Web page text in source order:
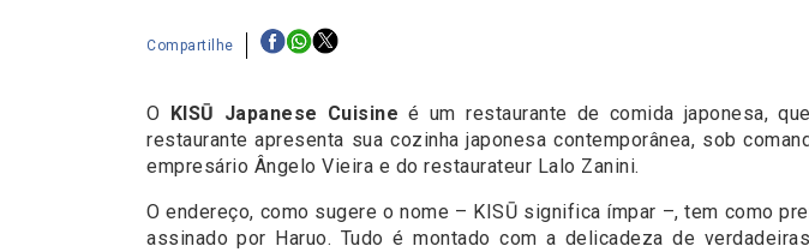
Compartilhe
O KISŪ Japanese Cuisineé um restaurante de comida japonesa,
restaurante apresenta sua cozinha japonesa contemporânea, sob
empresário Ângelo Vieira e do restaurateur Lalo Zanini.
O endereço, como sugere o nome – KISŪ significa ímpar –, tem como
assinado por Haruo. Tudo é montado com a delicadeza de